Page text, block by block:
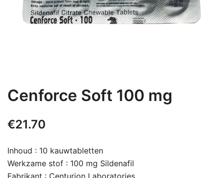
Cenforce Soft 100 mg
€21.70
Inhoud : 10 kauwtabletten
Werkzame stof : 100 mg Sildenafil
Fabrikant : Centurion Laboratories